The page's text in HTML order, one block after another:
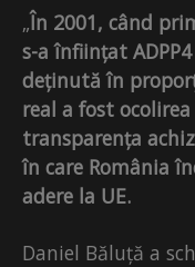
„În 2001, când
s-a înființat
deținută în
real a fost
transparența
în care România
adere la UE.
Daniel Băluță a